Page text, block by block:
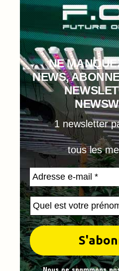
NE
NEWS,
1 newsletter
tous les